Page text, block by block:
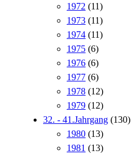
1972 (11)
1973 (11)
1974 (11)
1975 (6)
1976 (6)
1977 (6)
1978 (12)
1979 (12)
32. - 41.Jahrgang (130)
1980 (13)
1981 (13)